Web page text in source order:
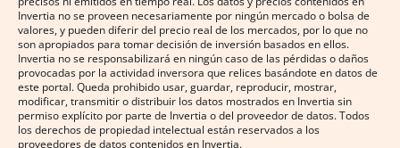
Invertia no se proveen necesariamente por ningún mercado o bolsa de
valores, y pueden diferir del precio real de los mercados, por lo que no
son apropiados para tomar decisión de inversión basados en ellos.
Invertia no se responsabilizará en ningún caso de las pérdidas o daños
provocadas por la actividad inversora que relices basándote en datos de
este portal. Queda prohibido usar, guardar, reproducir, mostrar,
modificar, transmitir o distribuir los datos mostrados en Invertia sin
permiso explícito por parte de Invertia o del proveedor de datos. Todos
los derechos de propiedad intelectual están reservados a los
proveedores de datos contenidos en Invertia.